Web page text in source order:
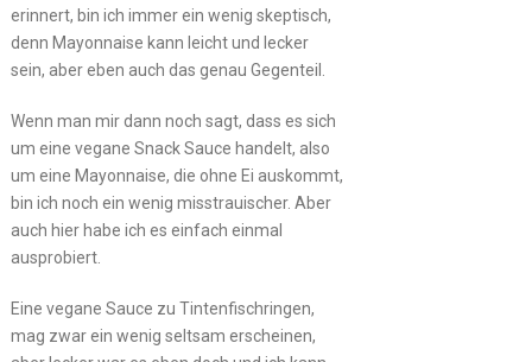
erinnert, bin ich immer ein wenig skeptisch,
denn Mayonnaise kann leicht und lecker
sein, aber eben auch das genau Gegenteil.
Wenn man mir dann noch sagt, dass es sich
um eine vegane Snack Sauce handelt, also
um eine Mayonnaise, die ohne Ei auskommt,
bin ich noch ein wenig misstrauischer. Aber
auch hier habe ich es einfach einmal
ausprobiert.
Eine vegane Sauce zu Tintenfischringen,
mag zwar ein wenig seltsam erscheinen,